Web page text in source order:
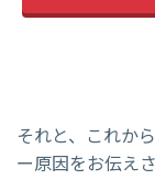
それと、これか
ー原因をお伝え